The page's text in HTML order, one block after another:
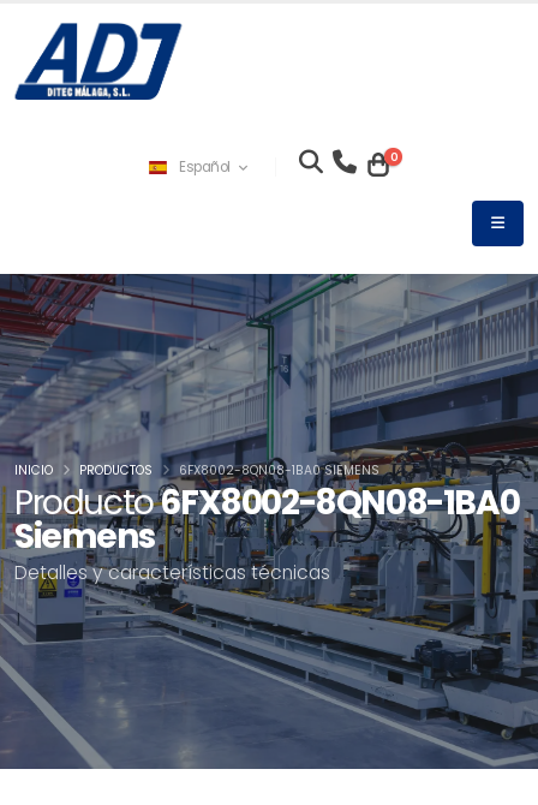
Español 0
Producto6FX8002-8QN08-1BA0
Siemens
Detalles y características técnicas
INICIO PRODUCTOS 6FX8002-8QN08-1BA0 SIEMENS